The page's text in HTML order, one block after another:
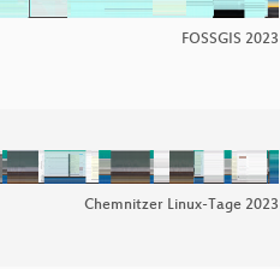
FOSSGIS 2023
Chemnitzer Linux-Tage 2023